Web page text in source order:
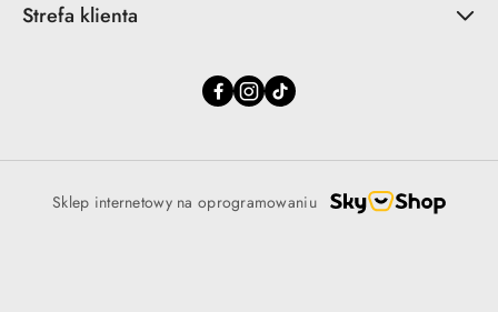
Strefa klienta
Sklep internetowy na oprogramowaniu